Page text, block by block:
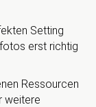
Setting
erst richtig
Ressourcen
weitere